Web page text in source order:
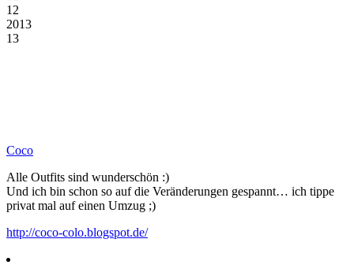
12
2013
13
Coco
Alle Outfits sind wunderschön :)
Und ich bin schon so auf die Veränderungen gespannt… ich tippe
privat mal auf einen Umzug ;)
http://coco-colo.blogspot.de/